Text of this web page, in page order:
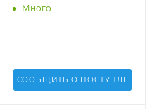
- DV-FF-HP4300
Много
СООБЩИТЬ О ПОСТУПЛЕНИИ